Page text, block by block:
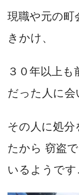
現職や元の町
きかけ、
３０年以上
だった人に会
その人に処分
たから 窃盗
いるようで